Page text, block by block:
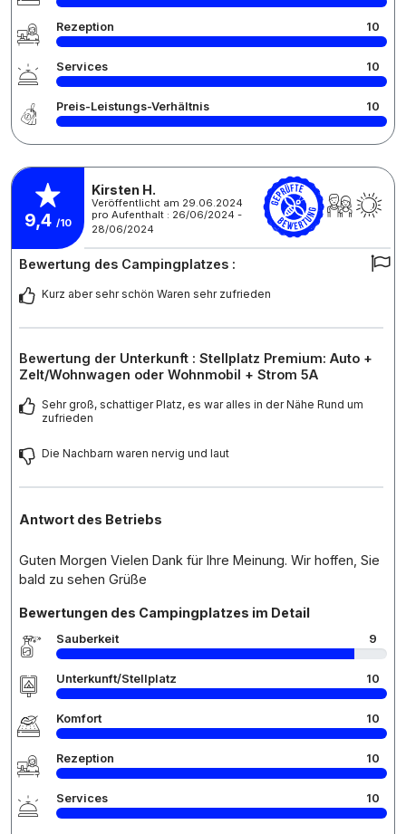
Rezeption 10
Services 10
Preis-Leistungs-Verhältnis 10
9,4 /10
Kirsten H.
Veröffentlicht am 29.06.2024
pro Aufenthalt : 26/06/2024 -
28/06/2024
Bewertung des Campingplatzes :
Kurz aber sehr schön Waren sehr zufrieden
Bewertung der Unterkunft : Stellplatz Premium: Auto +
Zelt/Wohnwagen oder Wohnmobil + Strom 5A
Sehr groß, schattiger Platz, es war alles in der Nähe Rund um
zufrieden
Die Nachbarn waren nervig und laut
Antwort des Betriebs
Guten Morgen Vielen Dank für Ihre Meinung. Wir hoffen, Sie
bald zu sehen Grüße
Bewertungen des Campingplatzes im Detail
Sauberkeit 9
Unterkunft/Stellplatz 10
Komfort 10
Rezeption 10
Services 10